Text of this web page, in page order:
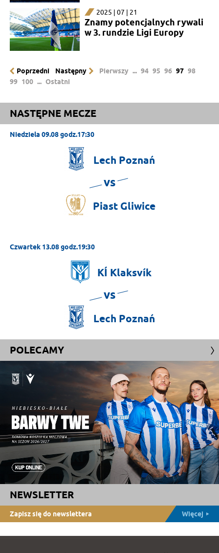
2025 | 07 | 21
Znamy potencjalnych rywali
w 3. rundzie Ligi Europy
Poprzedni Następny Pierwszy ... 94 95 96 97 98
99 100 ... Ostatni
NASTĘPNE MECZE
Niedziela 09.08 godz.17:30
Lech Poznań
vs
Piast Gliwice
Czwartek 13.08 godz.19:30
KÍ Klaksvík
vs
Lech Poznań
POLECAMY
NEWSLETTER
Zapisz się do newslettera Więcej